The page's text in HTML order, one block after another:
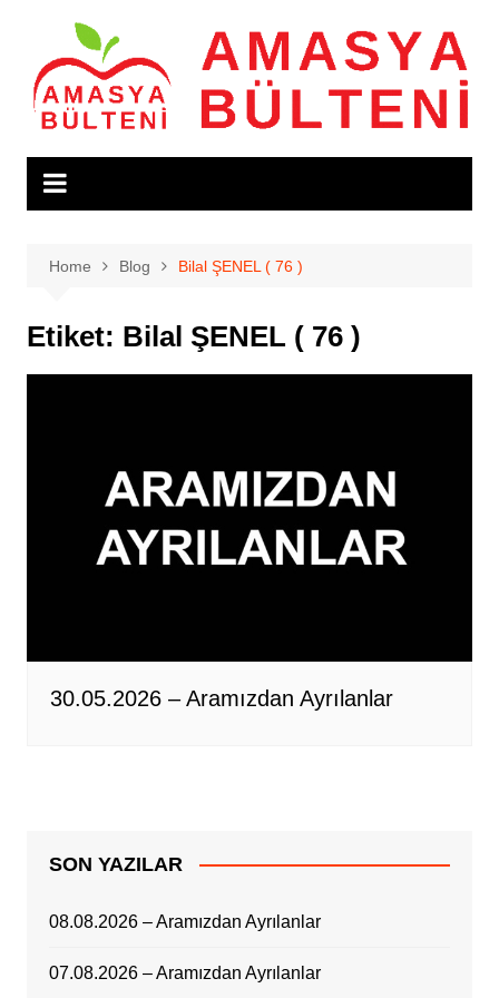
content
Home Blog Bilal ŞENEL ( 76 )
Etiket: Bilal ŞENEL ( 76 )
30.05.2026 – Aramızdan Ayrılanlar
SON YAZILAR
08.08.2026 – Aramızdan Ayrılanlar
07.08.2026 – Aramızdan Ayrılanlar